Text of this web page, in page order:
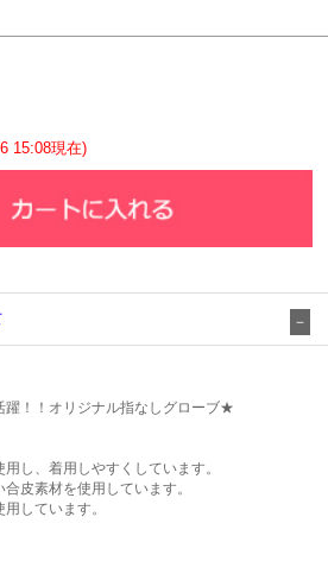
15:08現在)
！！オリジナル指なしグローブ★
し、着用しやすくしています。
皮素材を使用しています。
しています。